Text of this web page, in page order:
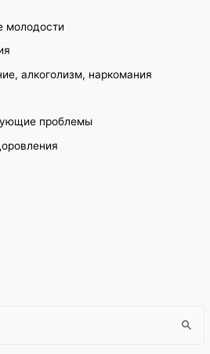
молодости
алкоголизм, наркомания
проблемы